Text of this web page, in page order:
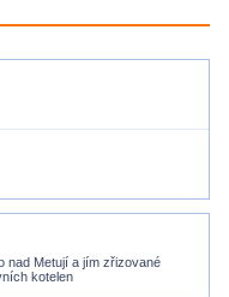
nad Metují a jím zřizované
kotelen